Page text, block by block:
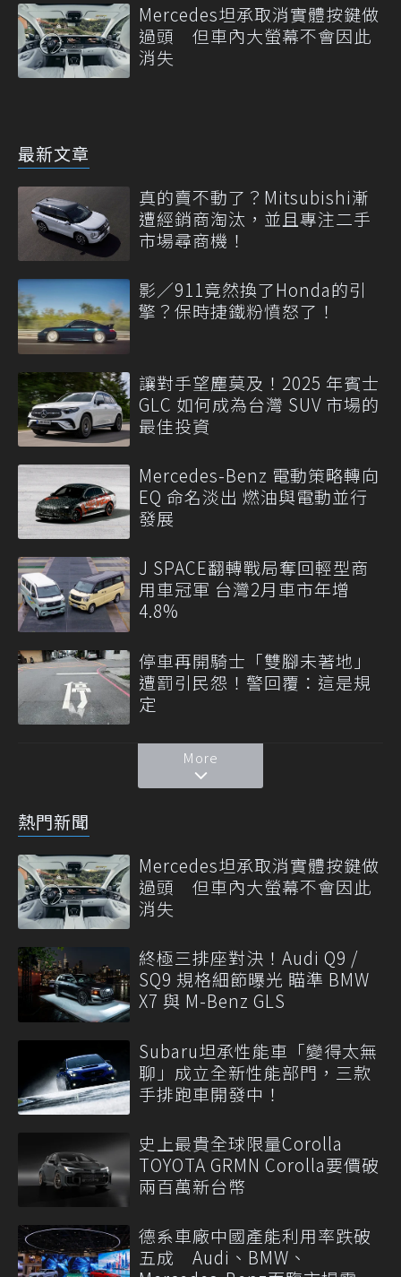
Mercedes坦承取消實體按鍵做
過頭 但車內大螢幕不會因此
消失
最新文章
真的賣不動了？Mitsubishi漸
遭經銷商淘汰，並且專注二手
市場尋商機！
影／911竟然換了Honda的引
擎？保時捷鐵粉憤怒了！
讓對手望塵莫及！2025 年賓士
GLC 如何成為台灣 SUV 市場的
最佳投資
Mercedes-Benz 電動策略轉向
EQ 命名淡出 燃油與電動並行
發展
J SPACE翻轉戰局奪回輕型商
用車冠軍 台灣2月車市年增
4.8%
停車再開騎士「雙腳未著地」
遭罰引民怨！警回覆：這是規
定
More
熱門新聞
Mercedes坦承取消實體按鍵做
過頭 但車內大螢幕不會因此
消失
終極三排座對決！Audi Q9 /
SQ9 規格細節曝光 瞄準 BMW
X7 與 M-Benz GLS
Subaru坦承性能車「變得太無
聊」成立全新性能部門，三款
手排跑車開發中！
史上最貴全球限量Corolla
TOYOTA GRMN Corolla要價破
兩百萬新台幣
德系車廠中國產能利用率跌破
五成 Audi、BMW、